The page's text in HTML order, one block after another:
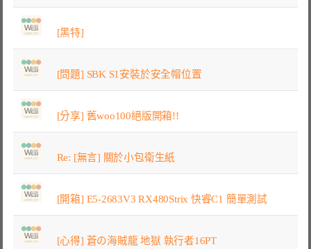
[黑特]
[問題] SBK S1安裝於安全帽位置
[分享] 舊woo100絕版開箱!!
Re: [無言] 關於小包衛生紙
[開箱] E5-2683V3 RX480Strix 快睿C1 簡單測試
[心得] 蒼の海賊龍 地獄 執行者16PT